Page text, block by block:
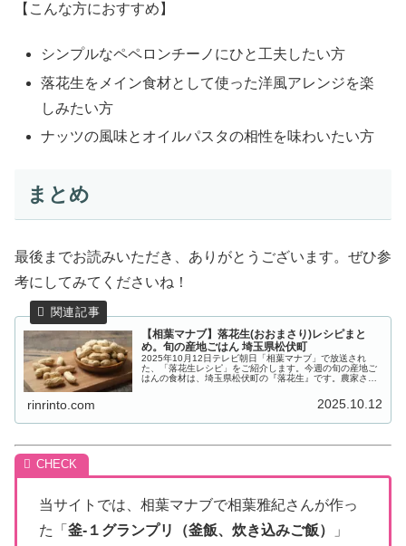
【こんな方におすすめ】
シンプルなペペロンチーノにひと工夫したい方
落花生をメイン食材として使った洋風アレンジを楽
しみたい方
ナッツの風味とオイルパスタの相性を味わいたい方
まとめ
最後までお読みいただき、ありがとうございます。ぜひ参
考にしてみてくださいね！
【相葉マナブ】落花生(おおまさり)レシピまと
め。旬の産地ごはん 埼玉県松伏町
2025年10月12日テレビ朝日「相葉マナブ」で放送され
た、「落花生レシピ」をご紹介します。今週の旬の産地ご
はんの食材は、埼玉県松伏町の『落花生』です。農家さん
rinrinto.com 2025.10.12
当サイトでは、相葉マナブで相葉雅紀さんが作っ
た「 釜-１グランプリ（釜飯、炊き込みご飯）
」